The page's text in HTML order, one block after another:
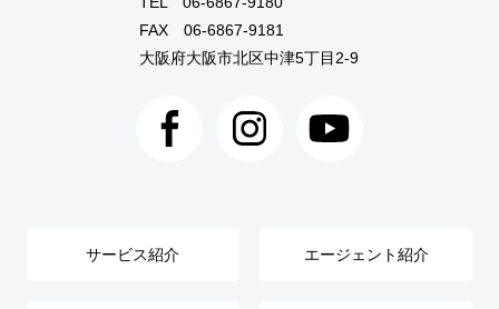
FAX 06-6867-9181
大阪府大阪市北区中津5丁目2-9
サービス紹介 エージェント紹介